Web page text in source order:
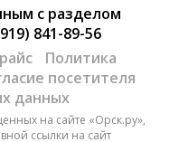
с разделом
841-89-56
Политика
посетителя
данных
на сайте «Орск.ру»,
ссылки на сайт